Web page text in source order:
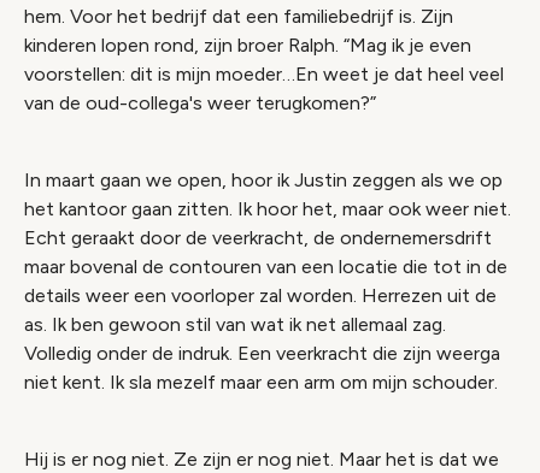
hem. Voor het bedrijf dat een familiebedrijf is. Zijn
kinderen lopen rond, zijn broer Ralph. “Mag ik je even
voorstellen: dit is mijn moeder…En weet je dat heel veel
van de oud-collega's weer terugkomen?”
In maart gaan we open, hoor ik Justin zeggen als we op
het kantoor gaan zitten. Ik hoor het, maar ook weer niet.
Echt geraakt door de veerkracht, de ondernemersdrift
maar bovenal de contouren van een locatie die tot in de
details weer een voorloper zal worden. Herrezen uit de
as. Ik ben gewoon stil van wat ik net allemaal zag.
Volledig onder de indruk. Een veerkracht die zijn weerga
niet kent. Ik sla mezelf maar een arm om mijn schouder.
Hij is er nog niet. Ze zijn er nog niet. Maar het is dat we